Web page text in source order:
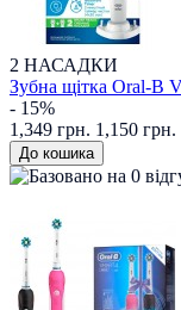
2 НАСАДКИ
Зубна щітка Oral-B
- 15%
1,349 грн. 1,150 грн.